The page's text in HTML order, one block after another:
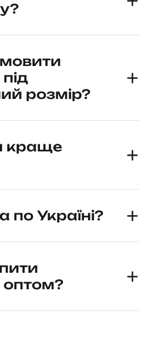
розмір?
краще
по Україні?